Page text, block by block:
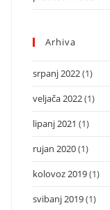
Arhiva
srpanj 2022(1)
veljača 2022(1)
lipanj 2021 (1)
rujan 2020(1)
kolovoz 2019(1)
svibanj 2019(1)